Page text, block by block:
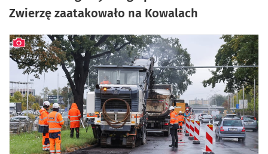
Zwierzę zaatakowało na Kowalach